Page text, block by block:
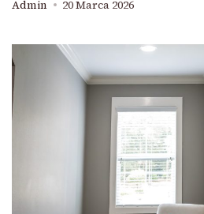
Admin 20 Marca 2026